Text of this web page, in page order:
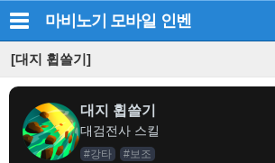
마비노기 모바일 인벤
[대지 휩쓸기]
대지 휩쓸기
대검전사 스킬
#강타 #보조